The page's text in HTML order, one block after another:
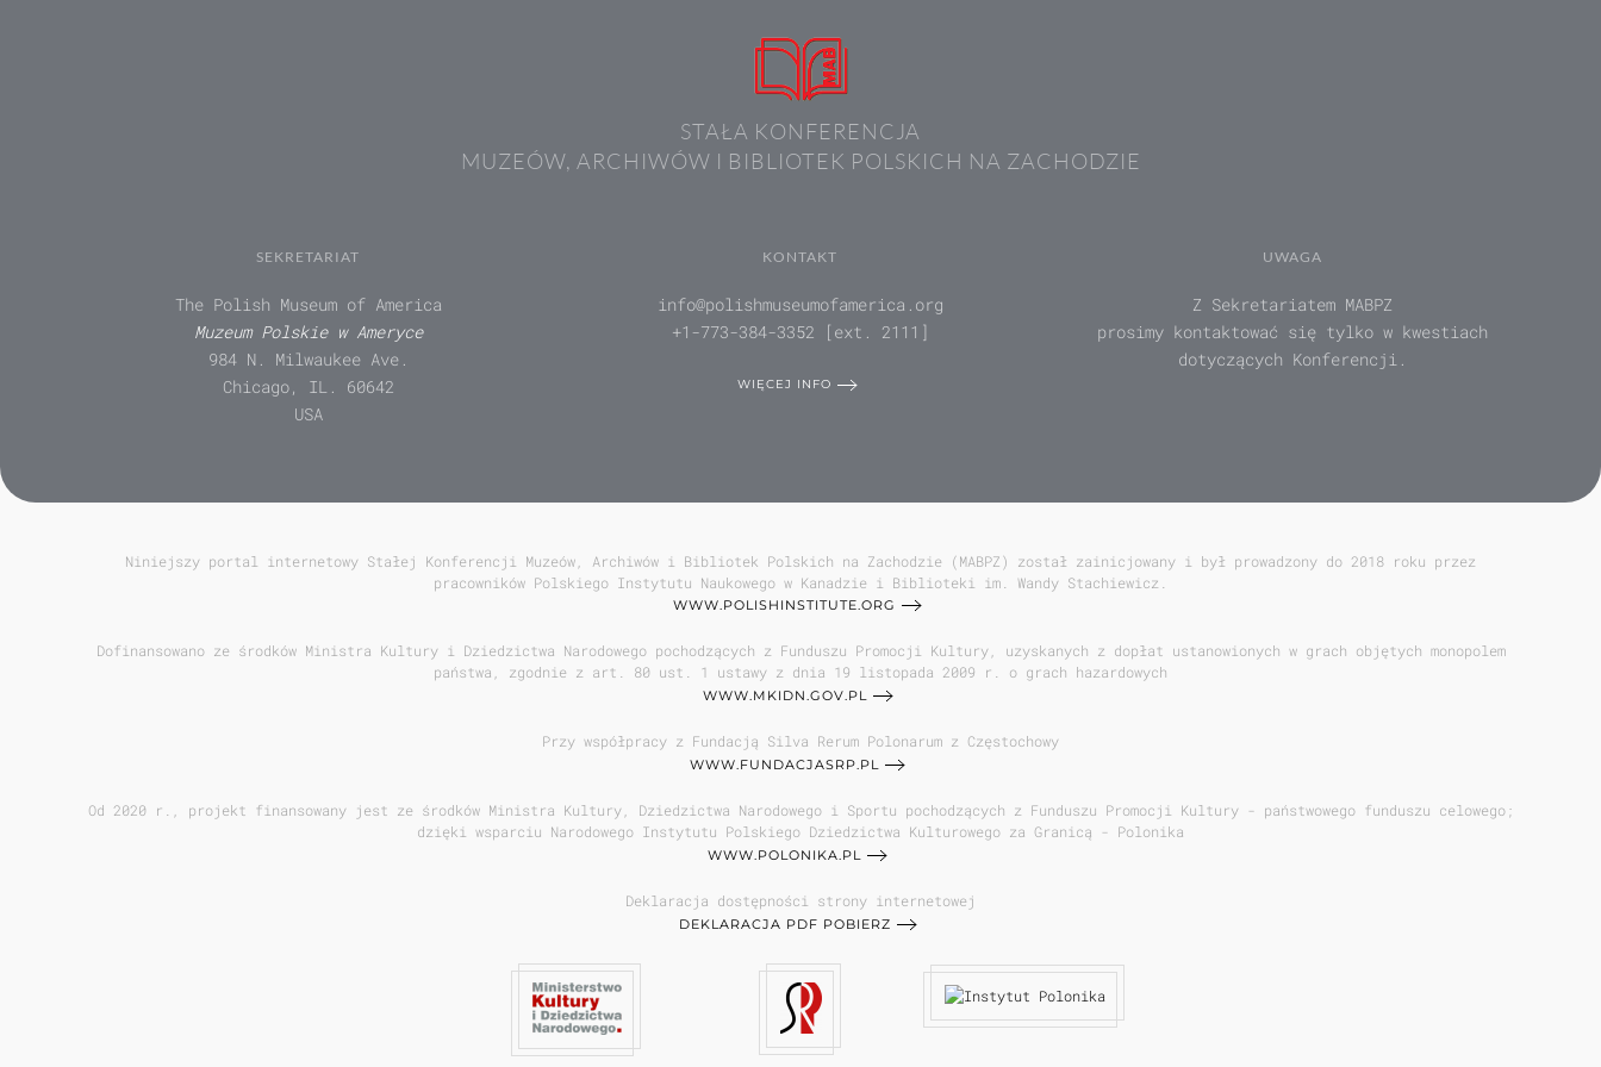
STAŁA KONFERENCJA
MUZEÓW, ARCHIWÓW I BIBLIOTEK POLSKICH NA ZACHODZIE
SEKRETARIAT
The Polish Museum of America
Muzeum Polskie w Ameryce
984 N. Milwaukee Ave.
Chicago, IL. 60642
USA
KONTAKT
info@polishmuseumofamerica.org
+1-773-384-3352 [ext. 2111]
WIĘCEJ INFO
UWAGA
Z Sekretariatem MABPZ
prosimy kontaktować się tylko w kwestiach
dotyczących Konferencji.
Niniejszy portal internetowy Stałej Konferencji Muzeów, Archiwów i Bibliotek Polskich na Zachodzie (MABPZ) został zainicjowany i był prowadzony do 2018 roku przez
pracowników Polskiego Instytutu Naukowego w Kanadzie i Biblioteki im. Wandy Stachiewicz.
WWW.POLISHINSTITUTE.ORG
Dofinansowano ze środków Ministra Kultury i Dziedzictwa Narodowego pochodzących z Funduszu Promocji Kultury, uzyskanych z dopłat ustanowionych w grach objętych monopolem
państwa, zgodnie z art. 80 ust. 1 ustawy z dnia 19 listopada 2009 r. o grach hazardowych
WWW.MKIDN.GOV.PL
Przy współpracy z Fundacją Silva Rerum Polonarum z Częstochowy
WWW.FUNDACJASRP.PL
Od 2020 r., projekt finansowany jest ze środków Ministra Kultury, Dziedzictwa Narodowego i Sportu pochodzących z Funduszu Promocji Kultury - państwowego funduszu celowego;
dzięki wsparciu Narodowego Instytutu Polskiego Dziedzictwa Kulturowego za Granicą - Polonika
WWW.POLONIKA.PL
Deklaracja dostępności strony internetowej
DEKLARACJA PDF POBIERZ